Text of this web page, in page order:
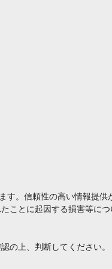
す。信頼性の高い情報提供
ことに起因する損害等に
の上、判断してください。